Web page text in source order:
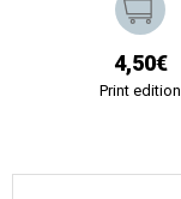
4,50€
Print edition